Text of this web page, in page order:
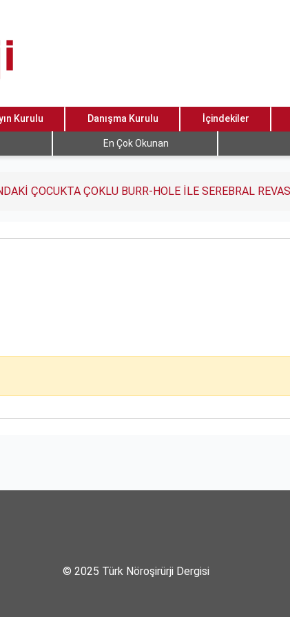
Kurulu Danışma Kurulu İçindekiler
En Çok Okunan
ÇOCUKTA ÇOKLU BURR-HOLE İLE SEREBRAL
© 2025 Türk Nöroşirürji Dergisi